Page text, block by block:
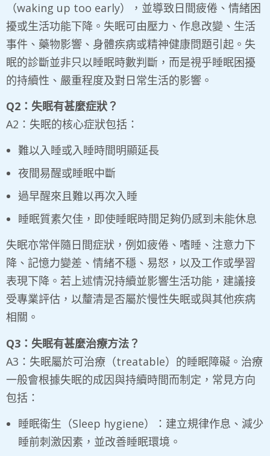
（waking up too early），並導致日間疲倦、情緒困
擾或生活功能下降。失眠可由壓力、作息改變、生活
事件、藥物影響、身體疾病或精神健康問題引起。失
眠的診斷並非只以睡眠時數判斷，而是視乎睡眠困擾
的持續性、嚴重程度及對日常生活的影響。
Q2：失眠有甚麼症狀？
A2：失眠的核心症狀包括：
難以入睡或入睡時間明顯延長
夜間易醒或睡眠中斷
過早醒來且難以再次入睡
睡眠質素欠佳，即使睡眠時間足夠仍感到未能休息
失眠亦常伴隨日間症狀，例如疲倦、嗜睡、注意力下
降、記憶力變差、情緒不穩、易怒，以及工作或學習
表現下降。若上述情況持續並影響生活功能，建議接
受專業評估，以釐清是否屬於慢性失眠或與其他疾病
相關。
Q3：失眠有甚麼治療方法？
A3：失眠屬於可治療（treatable）的睡眠障礙。治療
一般會根據失眠的成因與持續時間而制定，常見方向
包括：
睡眠衛生（Sleep hygiene）：建立規律作息、減少
睡前刺激因素，並改善睡眠環境。